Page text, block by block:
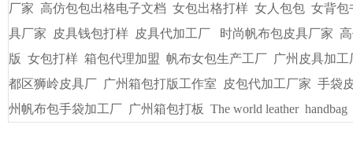
厂家 高仿包包出格电子文档 女包出格打样 女人包包 女背包
具厂家
皮具钱包打样 皮具代加工厂 时尚帆布包皮具厂家
版 女包打样 箱包代理加盟 帆布女包生产工厂 广州皮具加工
都区狮岭皮具厂 广州箱包打版工作室 皮包代加工厂家 手袋
州帆布包手袋加工厂 广州箱包打板 The world leather handbag